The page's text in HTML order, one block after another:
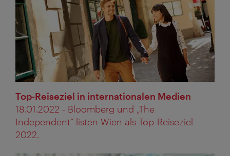
Top-Reiseziel in internationalen Medien
18.01.2022 - Bloomberg und „The
Independent“ listen Wien als Top-Reiseziel
2022.